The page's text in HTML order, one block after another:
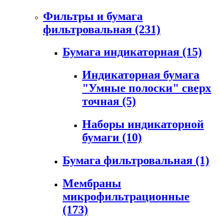
Фильтры и бумага
фильтровальная (231)
Бумага индикаторная (15)
Индикаторная бумага
"Умные полоски" сверх
точная (5)
Наборы индикаторной
бумаги (10)
Бумага фильтровальная (1)
Мембраны
микрофильтрационные
(173)